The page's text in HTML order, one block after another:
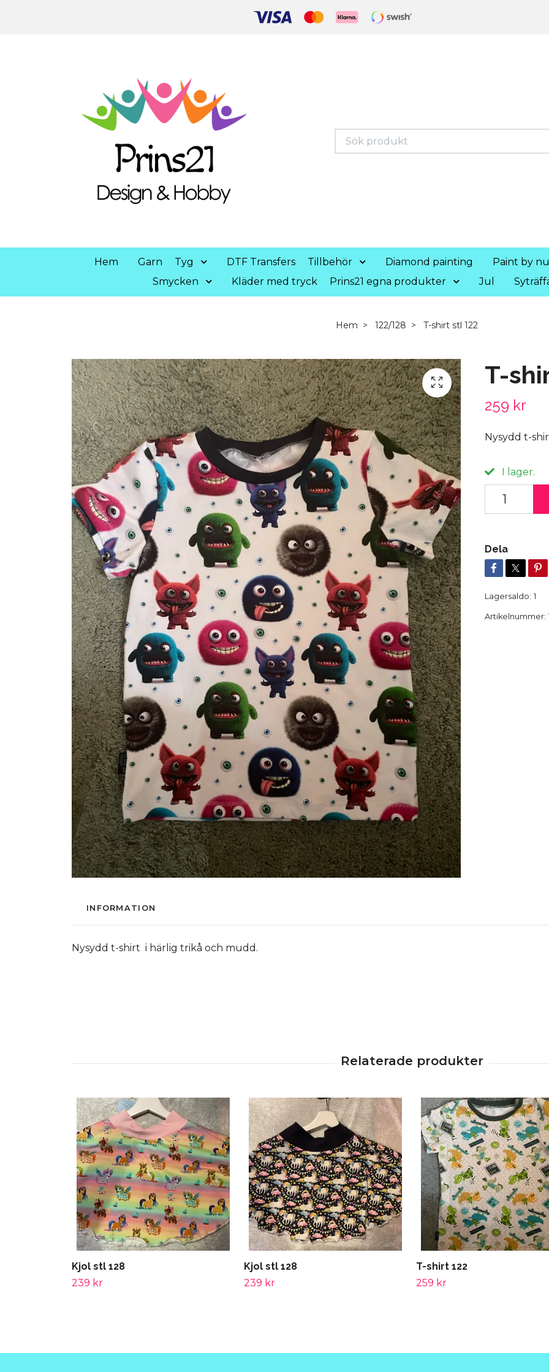
Hem Garn Tyg DTF Transfers Tillbehör Diamond painting
Paint by
Smycken
Kläder med tryck Prins21 egna produkter Jul
Hem 122/128 T-shirt stl 122
T-
259 kr
Nysydd t-
I lager.
Dela
Lagersaldo: 1
Artikelnummer:
INFORMATION
Nysydd t-shirt i härlig trikå och mudd.
Kjol stl 128
239 kr
Kjol stl 128
239 kr
T-shirt 122
259 kr